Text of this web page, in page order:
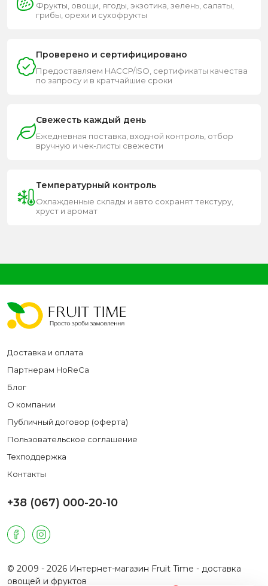
Фрукты, овощи, ягоды, экзотика, зелень, салаты,
грибы, орехи и сухофрукты
Проверено и сертифицировано
Предоставляем HACCP/ISO, сертификаты качества
по запросу и в кратчайшие сроки
Свежесть каждый день
Ежедневная поставка, входной контроль, отбор
вручную и чек-листы свежести
Температурный контроль
Охлажденные склады и авто сохранят текстуру,
хруст и аромат
Доставка и оплата
Партнерам HoReCa
Блог
О компании
Публичный договор (оферта)
Пользовательское соглашение
Техподдержка
Контакты
+38 (067) 000-20-10
© 2009 - 2026 Интернет-магазин Fruit Time - доставка
овощей и фруктов